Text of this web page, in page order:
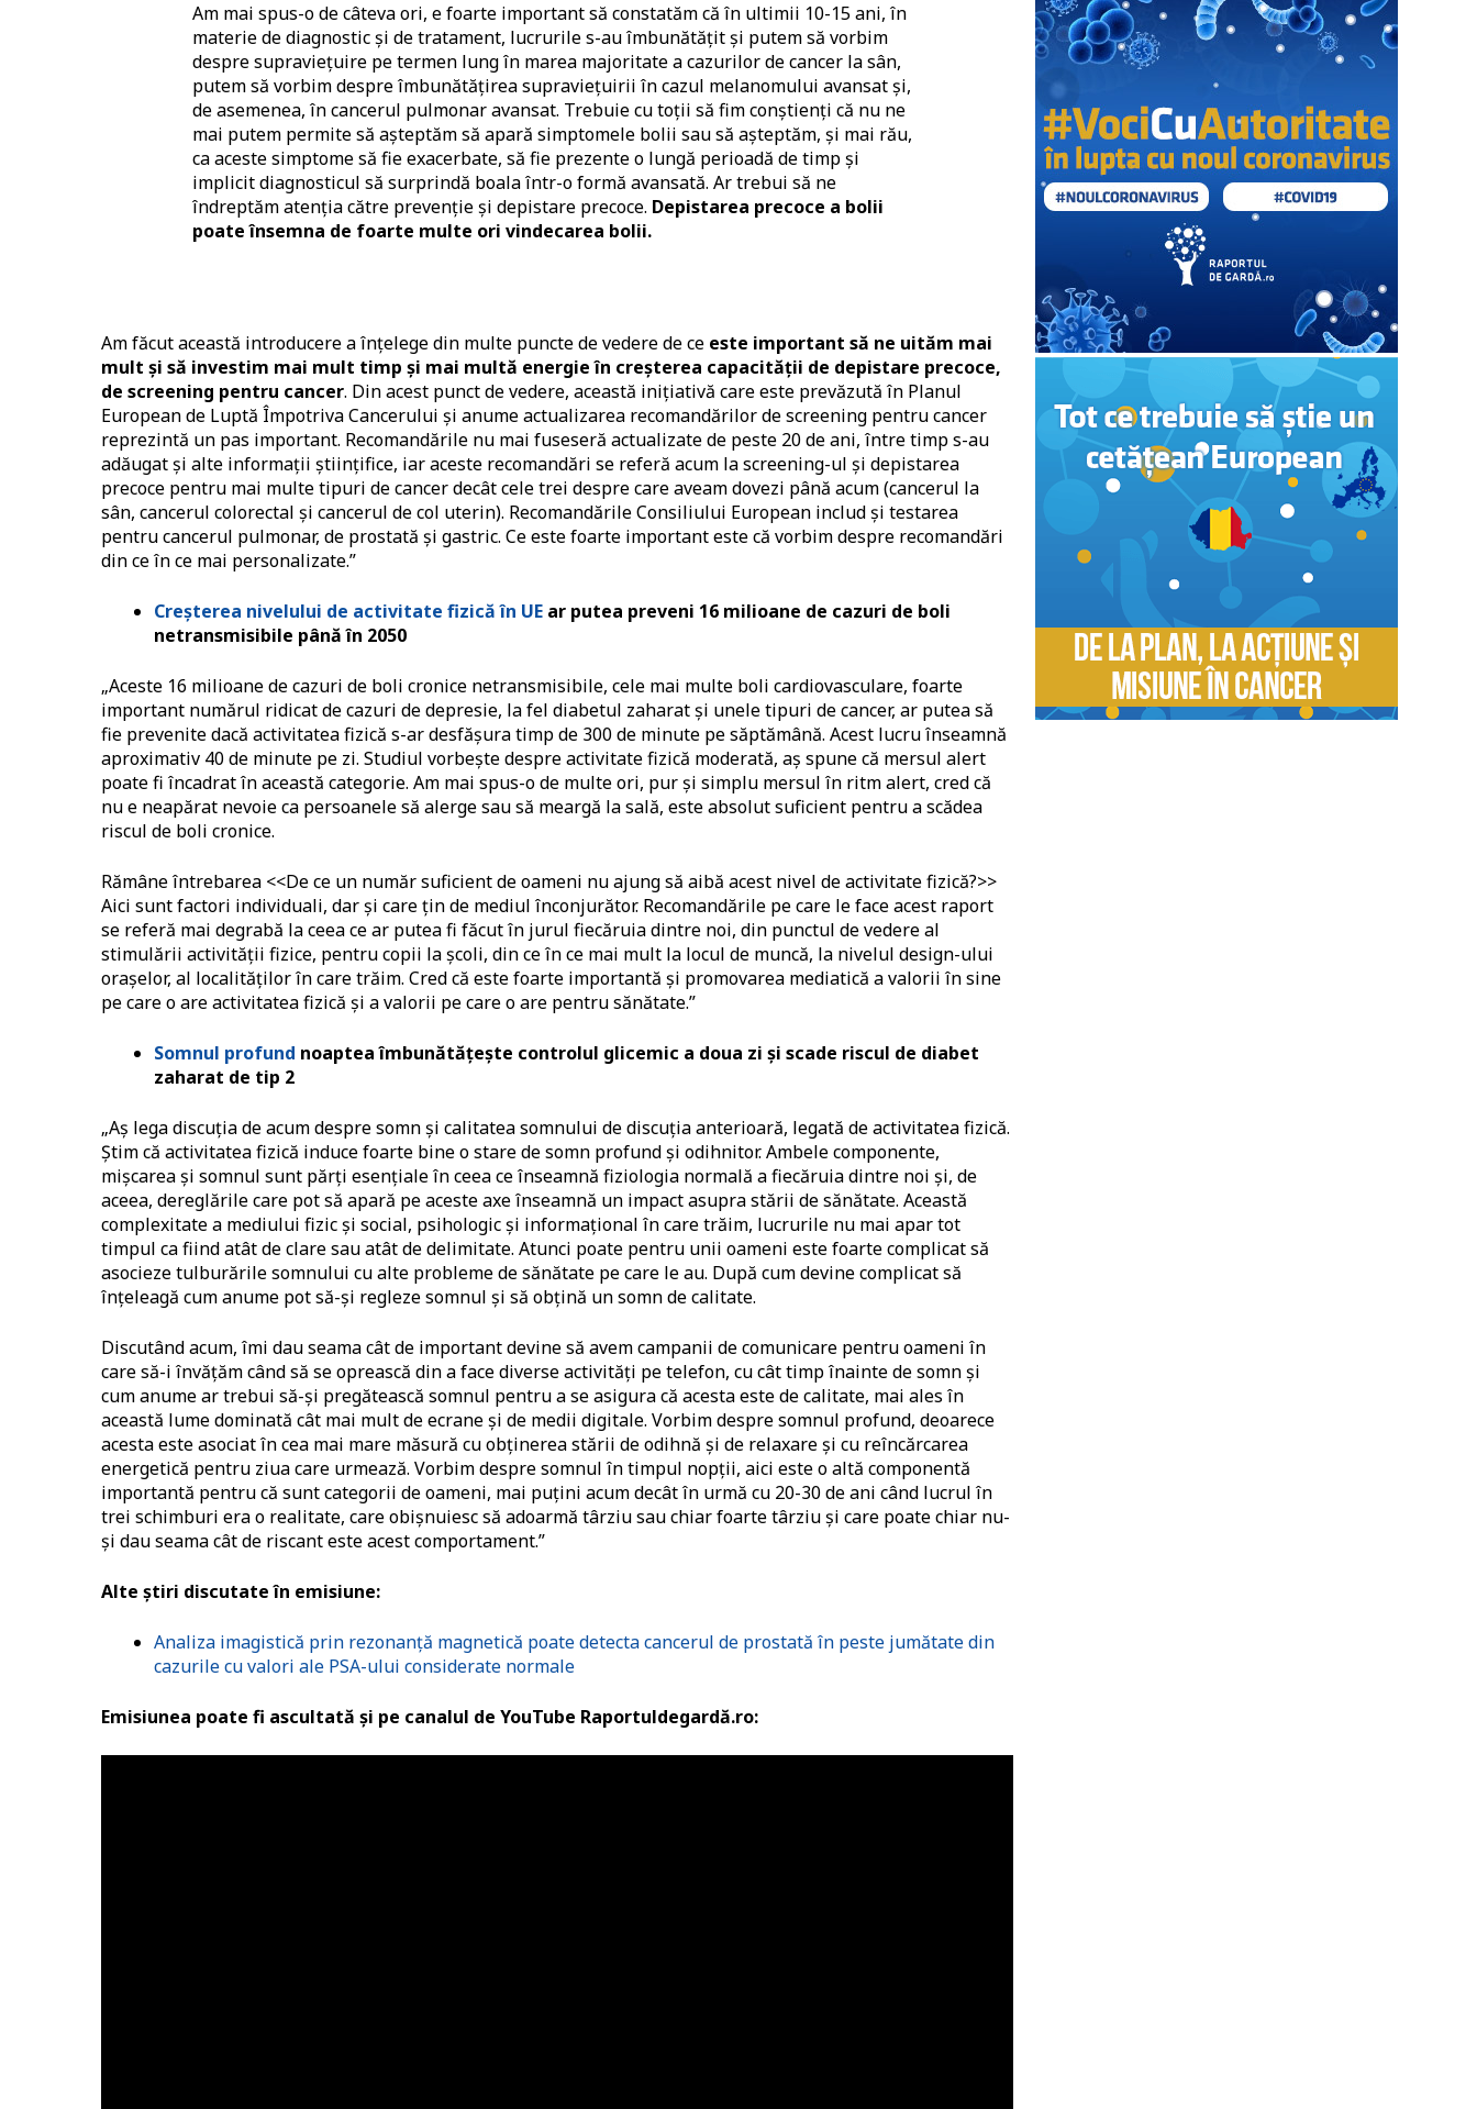
Am mai spus-o de câteva ori, e foarte important să constatăm că în ultimii 10-15 ani, în
materie de diagnostic și de tratament, lucrurile s-au îmbunătățit și putem să vorbim
despre supraviețuire pe termen lung în marea majoritate a cazurilor de cancer la sân,
putem să vorbim despre îmbunătățirea supraviețuirii în cazul melanomului avansat și,
de asemenea, în cancerul pulmonar avansat. Trebuie cu toții să fim conștienți că nu ne
mai putem permite să așteptăm să apară simptomele bolii sau să așteptăm, și mai rău,
ca aceste simptome să fie exacerbate, să fie prezente o lungă perioadă de timp și
implicit diagnosticul să surprindă boala într-o formă avansată. Ar trebui să ne
îndreptăm atenția către prevenție și depistare precoce. Depistarea precoce a bolii
poate însemna de foarte multe ori vindecarea bolii.
Am făcut această introducere a înțelege din multe puncte de vedere de ce este important să ne uităm mai
mult și să investim mai mult timp și mai multă energie în creșterea capacității de depistare precoce,
de screening pentru cancer. Din acest punct de vedere, această inițiativă care este prevăzută în Planul
European de Luptă Împotriva Cancerului și anume actualizarea recomandărilor de screening pentru cancer
reprezintă un pas important. Recomandările nu mai fuseseră actualizate de peste 20 de ani, între timp s-au
adăugat și alte informații științifice, iar aceste recomandări se referă acum la screening-ul și depistarea
precoce pentru mai multe tipuri de cancer decât cele trei despre care aveam dovezi până acum (cancerul la
sân, cancerul colorectal și cancerul de col uterin). Recomandările Consiliului European includ și testarea
pentru cancerul pulmonar, de prostată și gastric. Ce este foarte important este că vorbim despre recomandări
din ce în ce mai personalizate.”
Creșterea nivelului de activitate fizică în UE ar putea preveni 16 milioane de cazuri de boli
netransmisibile până în 2050
„Aceste 16 milioane de cazuri de boli cronice netransmisibile, cele mai multe boli cardiovasculare, foarte
important numărul ridicat de cazuri de depresie, la fel diabetul zaharat și unele tipuri de cancer, ar putea să
fie prevenite dacă activitatea fizică s-ar desfășura timp de 300 de minute pe săptămână. Acest lucru înseamnă
aproximativ 40 de minute pe zi. Studiul vorbește despre activitate fizică moderată, aș spune că mersul alert
poate fi încadrat în această categorie. Am mai spus-o de multe ori, pur și simplu mersul în ritm alert, cred că
nu e neapărat nevoie ca persoanele să alerge sau să meargă la sală, este absolut suficient pentru a scădea
riscul de boli cronice.
Rămâne întrebarea <<De ce un număr suficient de oameni nu ajung să aibă acest nivel de activitate fizică?>>
Aici sunt factori individuali, dar și care țin de mediul înconjurător. Recomandările pe care le face acest raport
se referă mai degrabă la ceea ce ar putea fi făcut în jurul fiecăruia dintre noi, din punctul de vedere al
stimulării activității fizice, pentru copii la școli, din ce în ce mai mult la locul de muncă, la nivelul design-ului
orașelor, al localităților în care trăim. Cred că este foarte importantă și promovarea mediatică a valorii în sine
pe care o are activitatea fizică și a valorii pe care o are pentru sănătate.”
Somnul profund noaptea îmbunătățește controlul glicemic a doua zi și scade riscul de diabet
zaharat de tip 2
„Aș lega discuția de acum despre somn și calitatea somnului de discuția anterioară, legată de activitatea fizică.
Știm că activitatea fizică induce foarte bine o stare de somn profund și odihnitor. Ambele componente,
mișcarea și somnul sunt părți esențiale în ceea ce înseamnă fiziologia normală a fiecăruia dintre noi și, de
aceea, dereglările care pot să apară pe aceste axe înseamnă un impact asupra stării de sănătate. Această
complexitate a mediului fizic și social, psihologic și informațional în care trăim, lucrurile nu mai apar tot
timpul ca fiind atât de clare sau atât de delimitate. Atunci poate pentru unii oameni este foarte complicat să
asocieze tulburările somnului cu alte probleme de sănătate pe care le au. După cum devine complicat să
înțeleagă cum anume pot să-și regleze somnul și să obțină un somn de calitate.
Discutând acum, îmi dau seama cât de important devine să avem campanii de comunicare pentru oameni în
care să-i învățăm când să se oprească din a face diverse activități pe telefon, cu cât timp înainte de somn și
cum anume ar trebui să-și pregătească somnul pentru a se asigura că acesta este de calitate, mai ales în
această lume dominată cât mai mult de ecrane și de medii digitale. Vorbim despre somnul profund, deoarece
acesta este asociat în cea mai mare măsură cu obținerea stării de odihnă și de relaxare și cu reîncărcarea
energetică pentru ziua care urmează. Vorbim despre somnul în timpul nopții, aici este o altă componentă
importantă pentru că sunt categorii de oameni, mai puțini acum decât în urmă cu 20-30 de ani când lucrul în
trei schimburi era o realitate, care obișnuiesc să adoarmă târziu sau chiar foarte târziu și care poate chiar nu-
și dau seama cât de riscant este acest comportament.”
Alte știri discutate în emisiune:
Analiza imagistică prin rezonanță magnetică poate detecta cancerul de prostată în peste jumătate din
cazurile cu valori ale PSA-ului considerate normale
Emisiunea poate fi ascultată și pe canalul de YouTube Raportuldegardă.ro: